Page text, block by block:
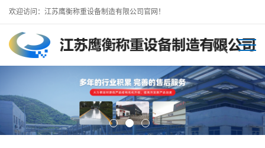
欢迎访问：江苏鹰衡称重设备制造有限公司官网！